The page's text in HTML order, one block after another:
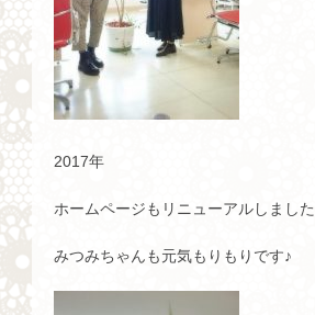
2017年
ホームページもリニューアルしました
みつみちゃんも元気もりもりです♪